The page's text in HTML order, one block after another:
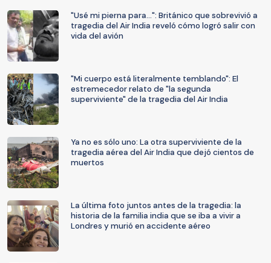
"Usé mi pierna para...": Británico que sobrevivió a
tragedia del Air India reveló cómo logró salir con
vida del avión
"Mi cuerpo está literalmente temblando": El
estremecedor relato de "la segunda
superviviente" de la tragedia del Air India
Ya no es sólo uno: La otra superviviente de la
tragedia aérea del Air India que dejó cientos de
muertos
La última foto juntos antes de la tragedia: la
historia de la familia india que se iba a vivir a
Londres y murió en accidente aéreo